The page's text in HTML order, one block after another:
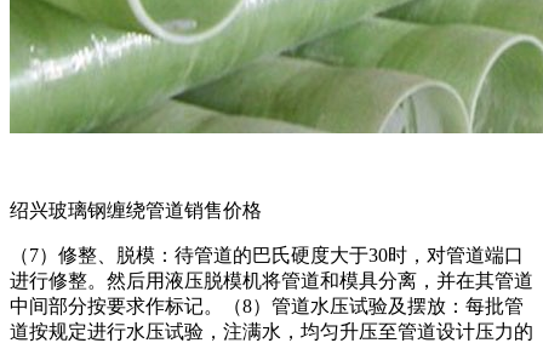
绍兴玻璃钢缠绕管道销售价格
（7）修整、脱模：待管道的巴氏硬度大于30时，对管道端口
进行修整。然后用液压脱模机将管道和模具分离，并在其管道
中间部分按要求作标记。（8）管道水压试验及摆放：每批管
道按规定进行水压试验，注满水，均匀升压至管道设计压力的